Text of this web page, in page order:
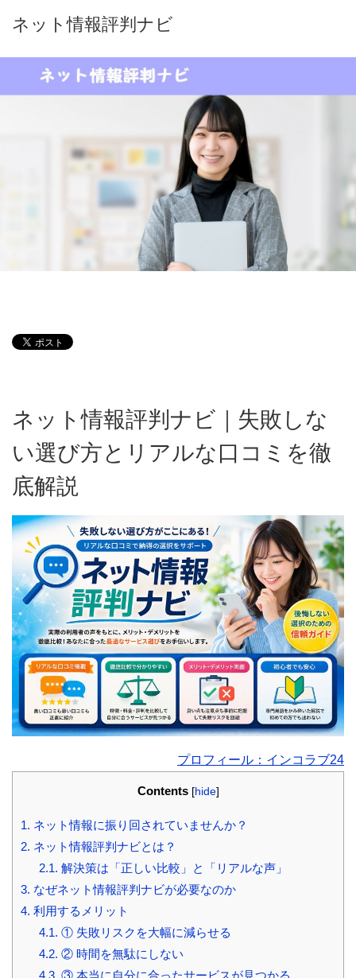
ネット情報評判ナビ
ネット情報評判ナビ｜失敗しな
い選び方とリアルな口コミを徹
底解説
プロフィール：インコラブ24
Contents [hide]
1. ネット情報に振り回されていませんか？
2. ネット情報評判ナビとは？
2.1. 解決策は「正しい比較」と「リアルな声」
3. なぜネット情報評判ナビが必要なのか
4. 利用するメリット
4.1. ① 失敗リスクを大幅に減らせる
4.2. ② 時間を無駄にしない
4.3. ③ 本当に自分に合ったサービスが見つかる